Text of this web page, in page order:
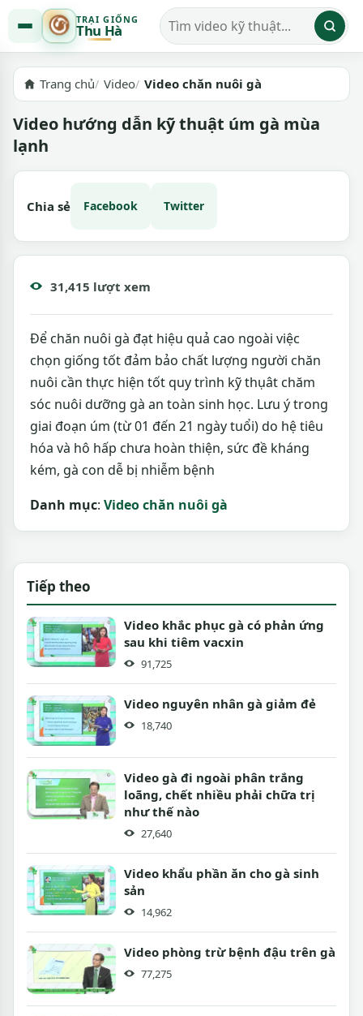
TRẠI GIỐNG
Thu Hà Tìm kiếm video
Trang chủ Video Video chăn nuôi gà
Video hướng dẫn kỹ thuật úm gà mùa
lạnh
Chia sẻ Facebook Twitter
31,415 lượt xem
Để chăn nuôi gà đạt hiệu quả cao ngoài việc
chọn giống tốt đảm bảo chất lượng người chăn
nuôi cần thực hiện tốt quy trình kỹ thụât chăm
sóc nuôi dưỡng gà an toàn sinh học. Lưu ý trong
giai đoạn úm (từ 01 đến 21 ngày tuổi) do hệ tiêu
hóa và hô hấp chưa hoàn thiện, sức đề kháng
kém, gà con dễ bị nhiễm bệnh
Danh mục: Video chăn nuôi gà
Tiếp theo
Video khắc phục gà có phản ứng
sau khi tiêm vacxin
91,725
Video nguyên nhân gà giảm đẻ
18,740
Video gà đi ngoài phân trắng
loãng, chết nhiều phải chữa trị
như thế nào
27,640
Video khẩu phần ăn cho gà sinh
sản
14,962
Video phòng trừ bệnh đậu trên gà
77,275